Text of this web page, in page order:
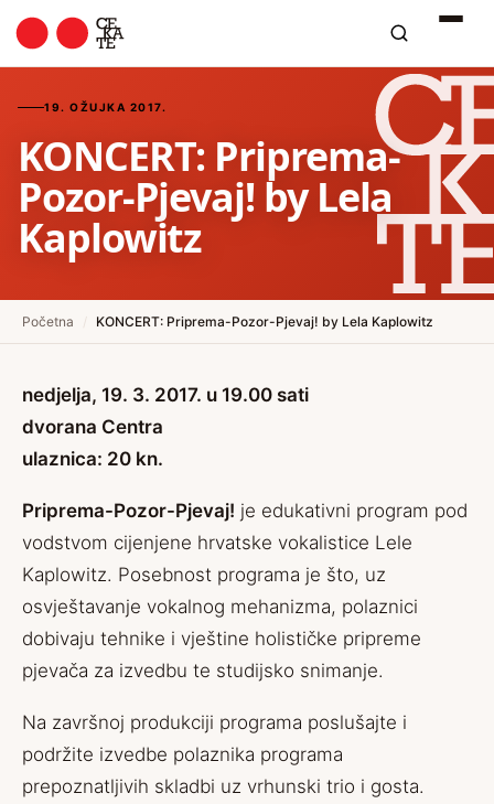
19. OŽUJKA 2017.
KONCERT: Priprema-
Pozor-Pjevaj! by Lela
Kaplowitz
Početna KONCERT: Priprema-Pozor-Pjevaj! by Lela Kaplowitz
nedjelja, 19. 3. 2017. u 19.00 sati
dvorana Centra
ulaznica: 20 kn.
Priprema-Pozor-Pjevaj! je edukativni program pod
vodstvom cijenjene hrvatske vokalistice Lele
Kaplowitz. Posebnost programa je što, uz
osvještavanje vokalnog mehanizma, polaznici
dobivaju tehnike i vještine holističke pripreme
pjevača za izvedbu te studijsko snimanje.
Na završnoj produkciji programa poslušajte i
podržite izvedbe polaznika programa
prepoznatljivih skladbi uz vrhunski trio i gosta.